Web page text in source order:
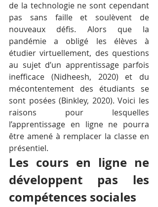
de la technologie ne sont cependant
pas sans faille et soulèvent de
nouveaux défis. Alors que la
pandémie a obligé les élèves à
étudier virtuellement, des questions
au sujet d’un apprentissage parfois
inefficace (Nidheesh, 2020) et du
mécontentement des étudiants se
sont posées (Binkley, 2020). Voici les
raisons pour lesquelles
l’apprentissage en ligne ne pourra
être amené à remplacer la classe en
présentiel.
Les cours en ligne ne
développent pas les
compétences sociales